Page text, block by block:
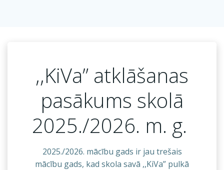
,,KiVa” atklāšanas
pasākums skolā
2025./2026. m. g.
2025./2026. mācību gads ir jau trešais
mācību gads, kad skola savā ,,KiVa” pulkā